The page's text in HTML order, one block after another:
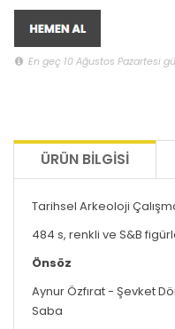
En geç 10 Ağustos Pazartesi
ÜRÜN BILGISI
Tarihsel Arkeoloji
484 s, renkli ve S&B
Önsöz
Aynur Özfırat - Şevket
Saba